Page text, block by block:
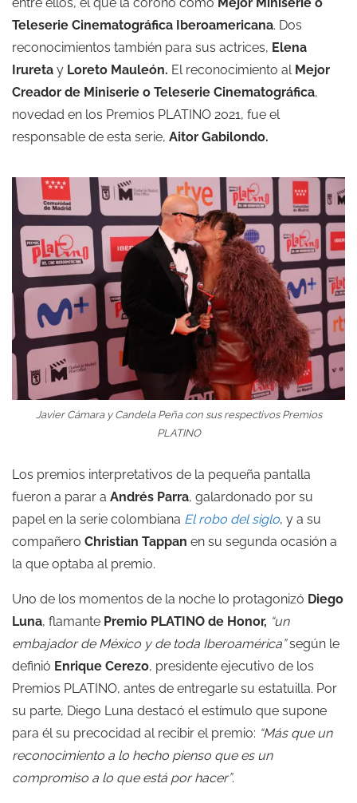
Teleserie Cinematográfica Iberoamericana. Dos
reconocimientos también para sus actrices, Elena
Irureta y Loreto Mauleón. El reconocimiento al Mejor
Creador de Miniserie o Teleserie Cinematográfica,
novedad en los Premios PLATINO 2021, fue el
responsable de esta serie, Aitor Gabilondo.
Javier Cámara y Candela Peña con sus respectivos Premios
PLATINO
Los premios interpretativos de la pequeña pantalla
fueron a parar a Andrés Parra, galardonado por su
papel en la serie colombiana El robo del siglo, y a su
compañero Christian Tappan en su segunda ocasión a
la que optaba al premio.
Uno de los momentos de la noche lo protagonizó Diego
Luna, flamante Premio PLATINO de Honor, “un
embajador de México y de toda Iberoamérica”según le
definió Enrique Cerezo, presidente ejecutivo de los
Premios PLATINO, antes de entregarle su estatuilla. Por
su parte, Diego Luna destacó el estímulo que supone
para él su precocidad al recibir el premio: “Más que un
reconocimiento a lo hecho pienso que es un
compromiso a lo que está por hacer”.